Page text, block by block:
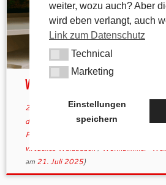
Waldbaden 2.0
28. Juli 2025inAllgemein
digitaler Stressabbau/Entspannung zu
Planck-Studie
virtuelles Waldbaden / Wohnzimmer-
am 21. Juli 2025)
weiter, wozu auch? Aber
wird eben verlangt, auch
Link zum Datenschutz
TechnicalTechnical
MarketingMarketing
Einstellungen
speichern